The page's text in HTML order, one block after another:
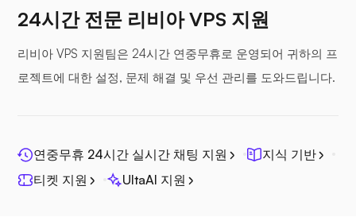
넥스트클라우드
24시간 전문 리비아 VPS 지원
리비아 VPS 지원팀은 24시간 연중무휴로 운영되어 귀하의 프
로젝트에 대한 설정, 문제 해결 및 우선 관리를 도와드립니다.
연중무휴 24시간 실시간 채팅 지원
지식 기반
티켓 지원
UltaAI 지원